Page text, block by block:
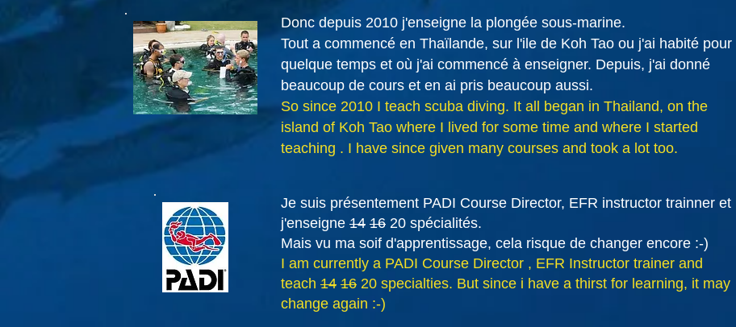
Donc depuis 2010 j'enseigne la plongée sous-marine.
Tout a commencé en Thaïlande, sur l'ile de Koh Tao ou j'ai habité pour
quelque temps et où j'ai commencé à enseigner. Depuis, j'ai donné
beaucoup de cours et en ai pris beaucoup aussi.
So since 2010 I teach scuba diving. It all began in Thailand, on the
island of Koh Tao where I lived for some time and where I started
teaching . I have since given many courses and took a lot too.
Je suis présentement PADI Course Director, EFR instructor trainner et
j'enseigne 14 16 20 spécialités.
Mais vu ma soif d'apprentissage, cela risque de changer encore :-)
I am currently a PADI Course Director , EFR Instructor trainer and
teach 14 16 20 specialties. But since i have a thirst for learning, it may
change again :-)